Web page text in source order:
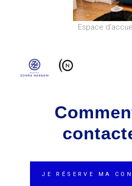
Espace
JE RÉSERVE MA